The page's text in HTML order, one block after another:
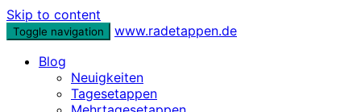
Skip to content
Toggle navigation
www.radetappen.de
Blog
Neuigkeiten
Tagesetappen